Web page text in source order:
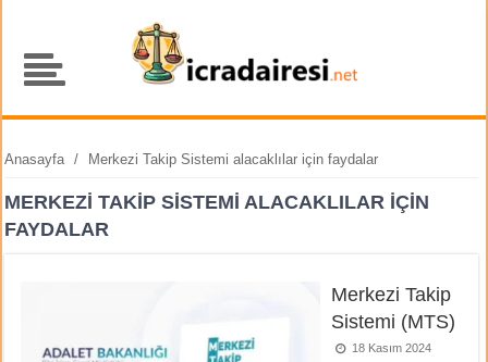
Anasayfa / Merkezi Takip Sistemi alacaklılar için faydalar
MERKEZI TAKIP SISTEMI ALACAKLILAR IÇIN
FAYDALAR
Merkezi Takip
Sistemi (MTS)
18 Kasım 2024